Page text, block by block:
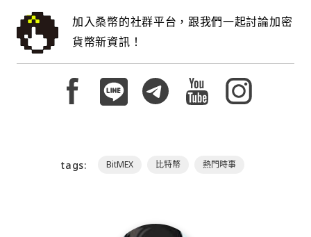
加入桑幣的社群平台，跟我們一起討論加密
貨幣新資訊！
tags: BitMEX 比特幣 熱門時事